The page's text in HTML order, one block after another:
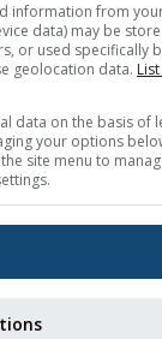
information from
data) may be
or used specifically
geolocation data.
data on the basis of
your options
site menu to